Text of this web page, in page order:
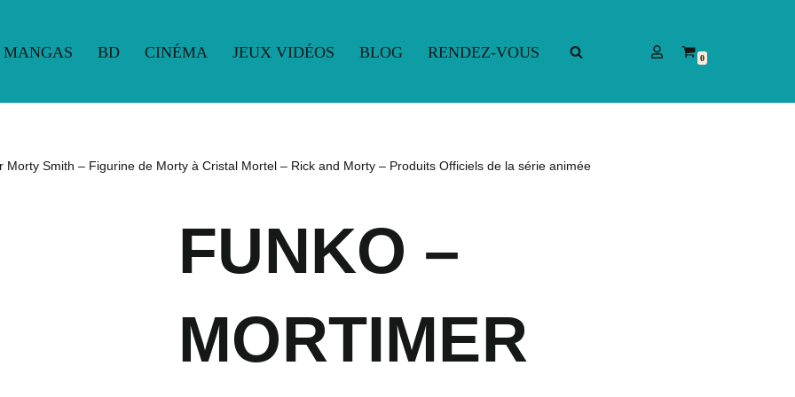
MANGAS BD CINÉMA JEUX VIDÉOS BLOG RENDEZ-VOUS 0
Morty Smith – Figurine de Morty à Cristal Mortel – Rick and Morty – Produits Officiels de la série animée
FUNKO –
MORTIMER